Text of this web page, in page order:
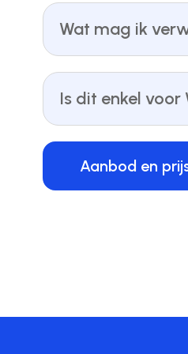
Wat mag ik
Is dit enkel voor
Aanbod en